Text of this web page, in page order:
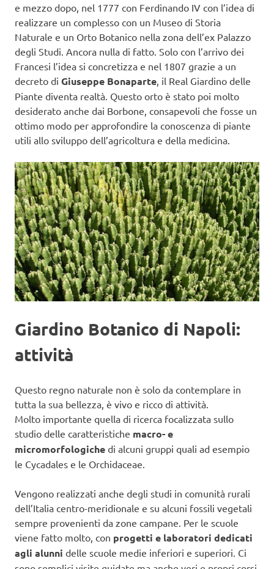
e mezzo dopo, nel 1777 con Ferdinando IV con l’idea di
realizzare un complesso con un Museo di Storia
Naturale e un Orto Botanico nella zona dell’ex Palazzo
degli Studi. Ancora nulla di fatto. Solo con l’arrivo dei
Francesi l’idea si concretizza e nel 1807 grazie a un
decreto di Giuseppe Bonaparte, il Real Giardino delle
Piante diventa realtà. Questo orto è stato poi molto
desiderato anche dai Borbone, consapevoli che fosse un
ottimo modo per approfondire la conoscenza di piante
utili allo sviluppo dell’agricoltura e della medicina.
Giardino Botanico di Napoli:
attività
Questo regno naturale non è solo da contemplare in
tutta la sua bellezza, è vivo e ricco di attività.
Molto importante quella di ricerca focalizzata sullo
studio delle caratteristiche macro- e
micromorfologiche di alcuni gruppi quali ad esempio
le Cycadales e le Orchidaceae.
Vengono realizzati anche degli studi in comunità rurali
dell’Italia centro-meridionale e su alcuni fossili vegetali
sempre provenienti da zone campane. Per le scuole
viene fatto molto, con progetti e laboratori dedicati
agli alunni delle scuole medie inferiori e superiori. Ci